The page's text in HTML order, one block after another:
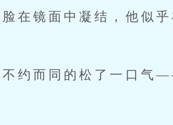
面中凝结，他似乎
而同的松了一口气——